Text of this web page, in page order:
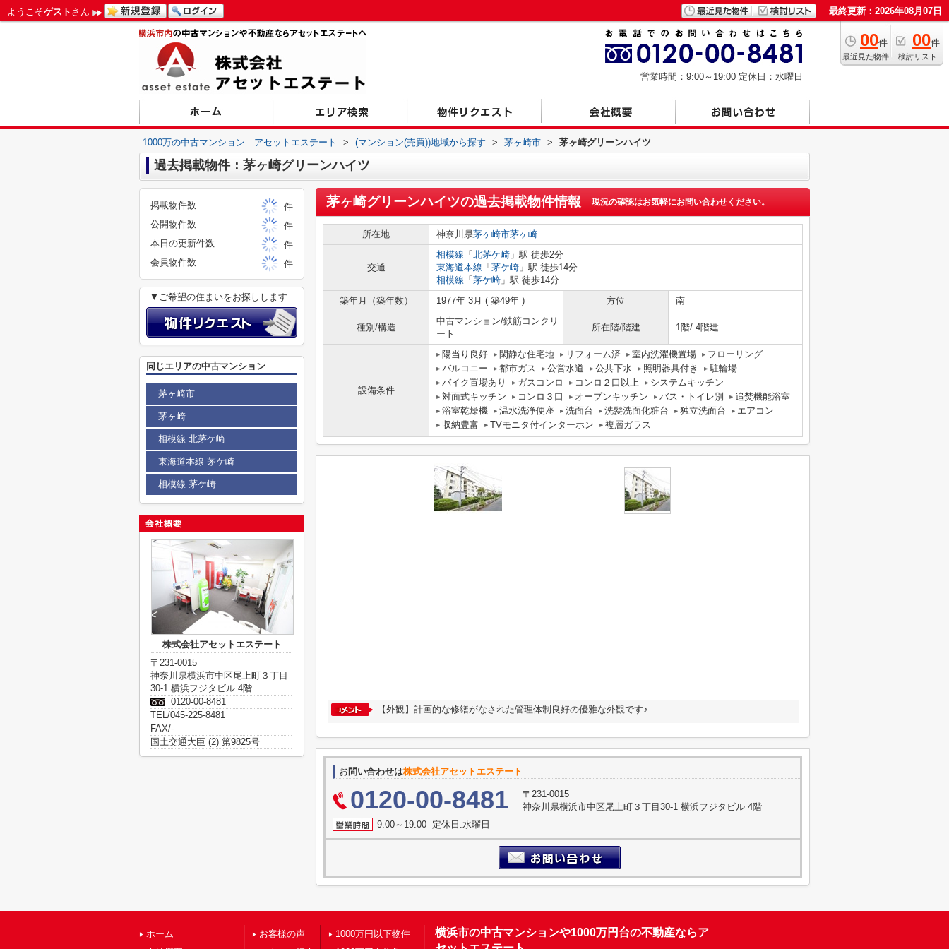
ようこそゲスト さん 最終更新：2026年08月07日
00件
最近見た物件
00件
検討リスト
営業時間：9:00～19:00 定休日：水曜日
1000万の中古マンション アセットエステート > (マンション(売買))地域から探す > 茅ヶ崎市 > 茅ヶ崎グリーンハイツ
過去掲載物件：茅ヶ崎グリーンハイツ
茅ヶ崎グリーンハイツの過去掲載物件情報 現況の確認はお気軽にお問い合わせください。
所在地 神奈川県茅ヶ崎市茅ヶ崎
交通
相模線 「 北茅ケ崎 」駅 徒歩2分
東海道本線 「 茅ケ崎 」駅 徒歩14分
相模線 「 茅ケ崎 」駅 徒歩14分
築年月（築年数）
1977年 3月 ( 築49年 ) 方位 南
種別/構造
中古マンション/鉄筋コンクリ
ート
所在階/階建 1階/ 4階建
設備条件
陽当り良好 閑静な住宅地 リフォーム済 室内洗濯機置場
フローリング
バルコニー
都市ガス 公営水道 公共下水 照明器具付き
駐輪場
バイク置場あり
ガスコンロ コンロ２口以上
システムキッチン
対面式キッチン
コンロ３口 オープンキッチン バス・トイレ別
追焚機能浴室
浴室乾燥機
温水洗浄便座 洗面台 洗髪洗面化粧台 独立洗面台
エアコン
収納豊富
TVモニタ付インターホン 複層ガラス
【外観】計画的な修繕がなされた管理体制良好の優雅な外観です♪
お問い合わせは株式会社アセットエステート
0120-00-8481
〒231-0015
神奈川県横浜市中区尾上町３丁目30-1 横浜フジタビル 4階
9:00～19:00 定休日:水曜日
掲載物件数
件
公開物件数
件
本日の更新件数
件
会員物件数
件
▼ご希望の住まいをお探しします
同じエリアの中古マンション
茅ヶ崎市
茅ヶ崎
相模線 北茅ケ崎
東海道本線 茅ケ崎
相模線 茅ケ崎
株式会社アセットエステート
〒231-0015
神奈川県横浜市中区尾上町３丁目
30-1 横浜フジタビル 4階
0120-00-8481
TEL/045-225-8481
FAX/-
国土交通大臣 (2) 第9825号
ホーム
お客様の声
1000万円以下物件
横浜市の中古マンションや1000万円台の不動産ならア